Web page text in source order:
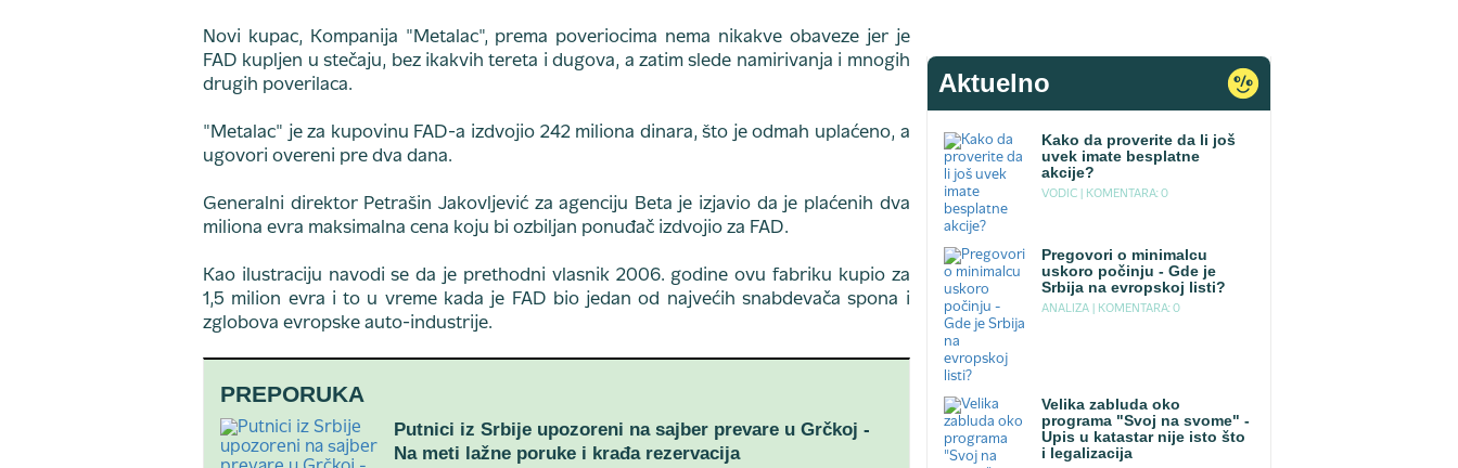
Novi kupac, Kompanija "Metalac", prema poveriocima nema nikakve obaveze jer je
FAD kupljen u stečaju, bez ikakvih tereta i dugova, a zatim slede namirivanja i mnogih
drugih poverilaca.
"Metalac" je za kupovinu FAD-a izdvojio 242 miliona dinara, što je odmah uplaćeno, a
ugovori overeni pre dva dana.
Generalni direktor Petrašin Jakovljević za agenciju Beta je izjavio da je plaćenih dva
miliona evra maksimalna cena koju bi ozbiljan ponuđač izdvojio za FAD.
Kao ilustraciju navodi se da je prethodni vlasnik 2006. godine ovu fabriku kupio za
1,5 milion evra i to u vreme kada je FAD bio jedan od najvećih snabdevača spona i
zglobova evropske auto-industrije.
PREPORUKA
Putnici iz Srbije upozoreni na sajber prevare u Grčkoj -
Na meti lažne poruke i krađa rezervacija
Aktuelno
Kako da proverite da li još
uvek imate besplatne
akcije?
VODIC | KOMENTARA: 0
Pregovori o minimalcu
uskoro počinju - Gde je
Srbija na evropskoj listi?
ANALIZA | KOMENTARA: 0
Velika zabluda oko
programa "Svoj na svome" -
Upis u katastar nije isto što
i legalizacija